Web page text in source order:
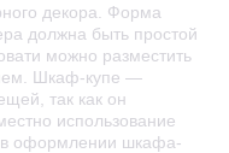
декора. Форма
должна быть простой
можно разместить
Шкаф-купе —
так как он
использование
в оформлении шкафа-